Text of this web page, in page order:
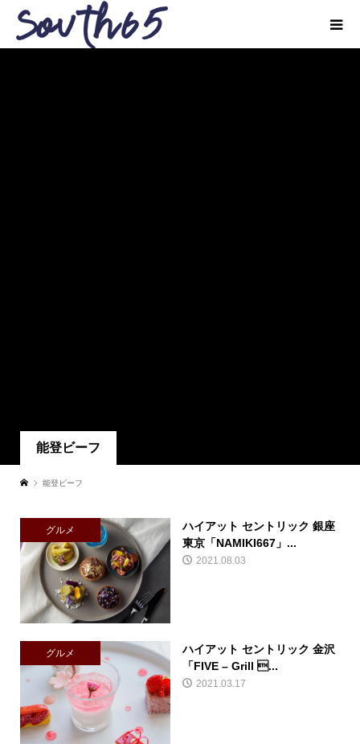
能登ビーフ
能登ビーフ
グルメ
ハイアット セントリック 銀座
東京「NAMIKI667」...
2021.08.03
グルメ
ハイアット セントリック 金沢
「FIVE – Grill ...
2021.03.17